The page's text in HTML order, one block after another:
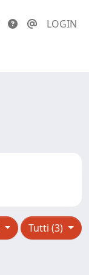
LOGIN
Tutti (3)